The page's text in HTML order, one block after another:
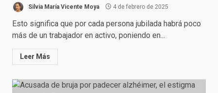
Silvia María Vicente Moya 4 de febrero de 2025
Esto significa que por cada persona jubilada habrá poco
más de un trabajador en activo, poniendo en...
Leer Más